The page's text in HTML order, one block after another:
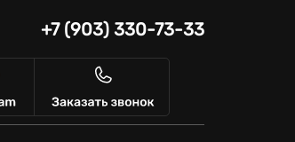
+7 (903) 330-73-33